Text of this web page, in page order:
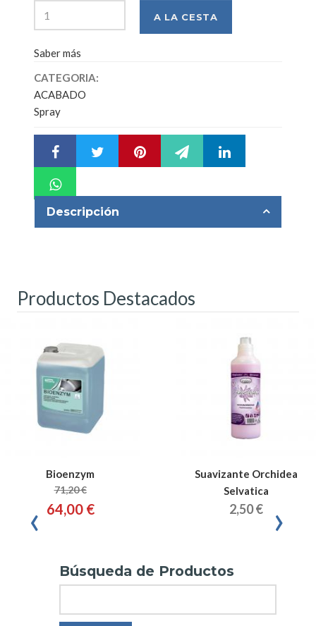
Saber más
CATEGORIA:
ACABADO
Spray
Descripción
Productos Destacados
Bioenzym
71,20 €
64,00 €
Suavizante Orchidea
Selvatica
2,50 €
‹ ›
Búsqueda de Productos